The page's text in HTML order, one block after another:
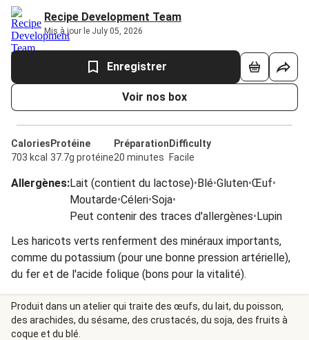
Recipe Development Team
Mis à jour le July 05, 2026
Enregistrer
Voir nos box
Calories
703 kcal
Protéine
37.7g protéine
Préparation
20 minutes
Difficulty
Facile
Allergènes:Lait (contient du lactose)•Blé•Gluten•Œuf•
Moutarde•Céleri•Soja•
Peut contenir des traces d'allergènes•Lupin
Les haricots verts renferment des minéraux importants,
comme du potassium (pour une bonne pression artérielle),
du fer et de l'acide folique (bons pour la vitalité).
Produit dans un atelier qui traite des œufs, du lait, du poisson,
des arachides, du sésame, des crustacés, du soja, des fruits à
coque et du blé.